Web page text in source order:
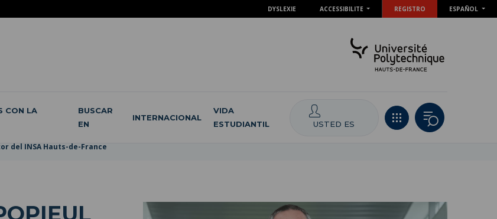
DYSLEXIE ACCESSIBILITE REGISTRO ESPAÑOL
CON LA
BUSCAR
EN
INTERNACIONAL
VIDA
ESTUDIANTIL
USTED ES
del INSA Hauts-de-France